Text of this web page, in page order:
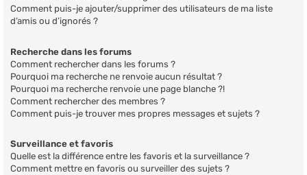
Comment puis-je ajouter/supprimer des utilisateurs de ma liste
d’amis ou d’ignorés ?
Recherche dans les forums
Comment rechercher dans les forums ?
Pourquoi ma recherche ne renvoie aucun résultat ?
Pourquoi ma recherche renvoie une page blanche ?!
Comment rechercher des membres ?
Comment puis-je trouver mes propres messages et sujets ?
Surveillance et favoris
Quelle est la différence entre les favoris et la surveillance ?
Comment mettre en favoris ou surveiller des sujets ?